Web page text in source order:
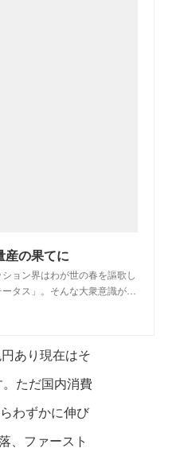
産の果てに
ョン界はわが世の春を謳歌し
タス」。そんな大衆意識が…
あり現在はそ
ただ国内消費
わずかに伸び
、ファースト